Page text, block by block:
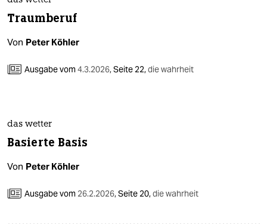
Traumberuf
Von Peter Köhler
Ausgabe vom4.3.2026,Seite 22,die wahrheit
das wetter
Basierte Basis
Von Peter Köhler
Ausgabe vom 26.2.2026,Seite 20,die wahrheit